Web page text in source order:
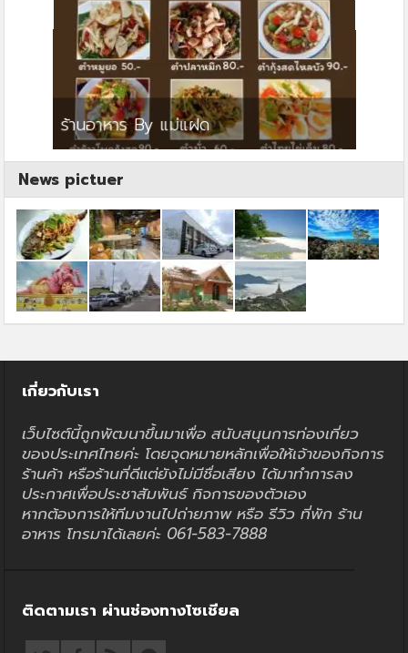
ร้านอาหาร By แม่แฝด
News pictuer
เกี่ยวกับเรา
เว็บไซต์นี้ถูกพัฒนาขึ้นมาเพื่อ สนับสนุนการท่องเที่ยว
ของประเทศไทยค่ะ โดยจุดหมายหลักเพื่อให้เจ้าของกิจการ
ร้านค้า หรือร้านที่ดีแต่ยังไม่มีชื่อเสียง ได้มาทำการลง
ประกาศเพื่อประชาสัมพันธ์ กิจการของตัวเอง
หากต้องการให้ทีมงานไปถ่ายภาพ หรือ รีวิว ที่พัก ร้าน
อาหาร โทรมาได้เลยค่ะ 061-583-7888
ติดตามเรา ผ่านช่องทางโซเชียล